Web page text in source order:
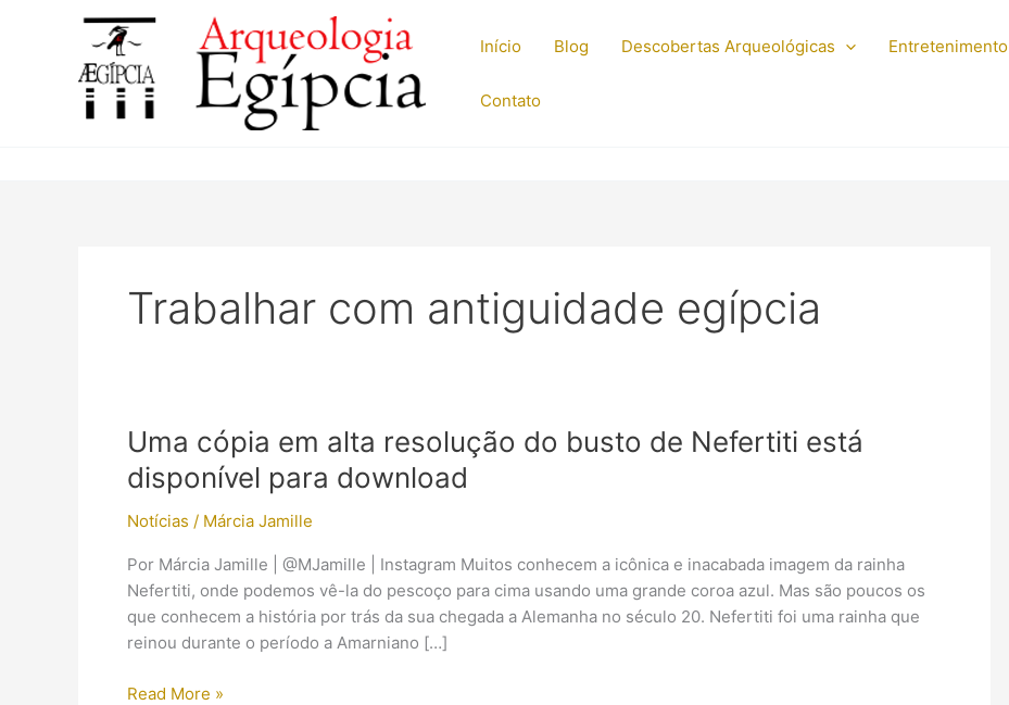
Início Blog Descobertas Arqueológicas Entretenimento
Contato
Trabalhar com antiguidade egípcia
Uma cópia em alta resolução do busto de Nefertiti está
disponível para download
Notícias / Márcia Jamille
Por Márcia Jamille | @MJamille | Instagram Muitos conhecem a icônica e inacabada imagem da rainha
Nefertiti, onde podemos vê-la do pescoço para cima usando uma grande coroa azul. Mas são poucos os
que conhecem a história por trás da sua chegada a Alemanha no século 20. Nefertiti foi uma rainha que
reinou durante o período a Amarniano […]
Uma
Read More »